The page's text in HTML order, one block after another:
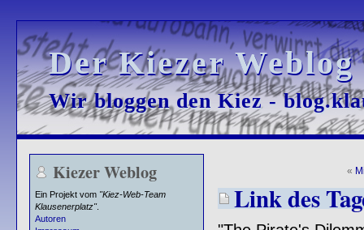
Der Kiezer
Der Kiezer
Wir bloggen den Kiez -
Wir bloggen den Kiez -
Kiezer Weblog
Ein Projekt vom "Kiez-Web-Team
Klausenerplatz".
Autoren
«
Link des